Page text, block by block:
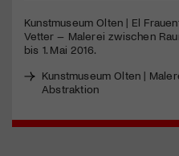
Kunstmuseum Olten | El
Vetter – Malerei zwischen
bis 1. Mai 2016.
Kunstmuseum Olten |
Abstraktion